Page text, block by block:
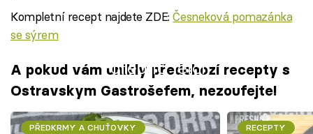
Kompletní recept najdete ZDE:Česneková pomazánka
se sýrem
Failed to fetch
A pokud vám unikly předchozí recepty s
Ostravskym Gastrošefem, nezoufejte!
PŘEDKRMY A CHUŤOVKY RECEPTY